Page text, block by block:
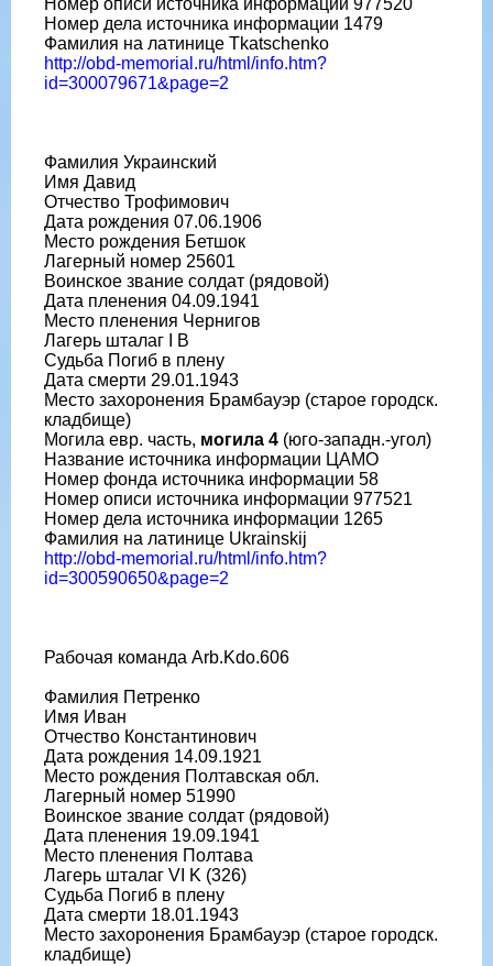
Номер описи источника информации 977520
Номер дела источника информации 1479
Фамилия на латинице Tkatschenko
http://obd-memorial.ru/html/info.htm?
id=300079671&page=2
Фамилия Украинский
Имя Давид
Отчество Трофимович
Дата рождения 07.06.1906
Место рождения Бетшок
Лагерный номер 25601
Воинское звание солдат (рядовой)
Дата пленения 04.09.1941
Место пленения Чернигов
Лагерь шталаг I B
Судьба Погиб в плену
Дата смерти 29.01.1943
Место захоронения Брамбауэр (старое городск.
кладбище)
Могила евр. часть, могила 4 (юго-западн.-угол)
Название источника информации ЦАМО
Номер фонда источника информации 58
Номер описи источника информации 977521
Номер дела источника информации 1265
Фамилия на латинице Ukrainskij
http://obd-memorial.ru/html/info.htm?
id=300590650&page=2
Рабочая команда Arb.Kdo.606
Фамилия Петренко
Имя Иван
Отчество Константинович
Дата рождения 14.09.1921
Место рождения Полтавская обл.
Лагерный номер 51990
Воинское звание солдат (рядовой)
Дата пленения 19.09.1941
Место пленения Полтава
Лагерь шталаг VI K (326)
Судьба Погиб в плену
Дата смерти 18.01.1943
Место захоронения Брамбауэр (старое городск.
кладбище)